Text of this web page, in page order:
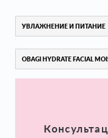
УВЛАЖНЕНИЕ И ПИТАНИЕ
OBAGI HYDRATE FACIAL